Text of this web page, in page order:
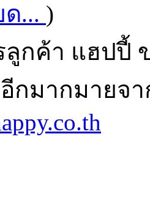
ด... )
กค้า แฮปปี้
กมากมายจ